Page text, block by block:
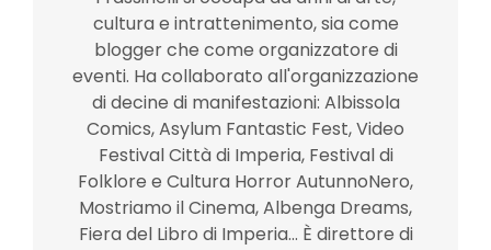
cultura e intrattenimento, sia come
blogger che come organizzatore di
eventi. Ha collaborato all'organizzazione
di decine di manifestazioni: Albissola
Comics, Asylum Fantastic Fest, Video
Festival Città di Imperia, Festival di
Folklore e Cultura Horror AutunnoNero,
Mostriamo il Cinema, Albenga Dreams,
Fiera del Libro di Imperia... È direttore di